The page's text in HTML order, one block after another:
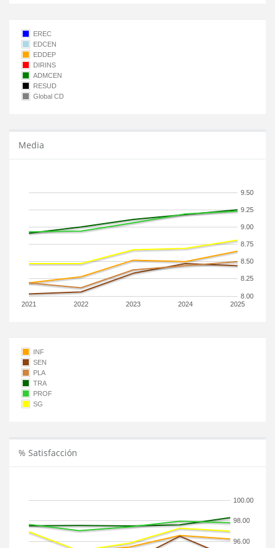
EREC
EDCEN
EDDEP
DIRINS
ADMCEN
RESUD
Global CD
Media
2021 2022 2023 2024 2025
8.00
8.25
8.50
8.75
9.00
9.25
9.50
INF
SEN
PLA
TRA
PROF
SG
% Satisfacción
96.00
98.00
100.00